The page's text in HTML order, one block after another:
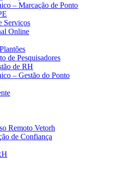
– Marcação de Ponto
Serviços
Online
de Pesquisadores
de RH
– Gestão do Ponto
Remoto Vetorh
de Confiança